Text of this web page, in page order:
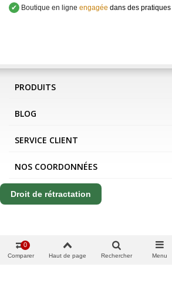
✔
Boutique en ligne engagée dans des pratiques
PRODUITS
BLOG
SERVICE CLIENT
NOS COORDONNÉES
Droit de rétractation
Comparer
0
Haut de page Rechercher Menu